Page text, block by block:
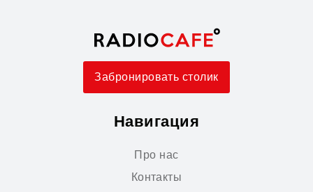
Забронировать столик
Навигация
Про нас
Контакты